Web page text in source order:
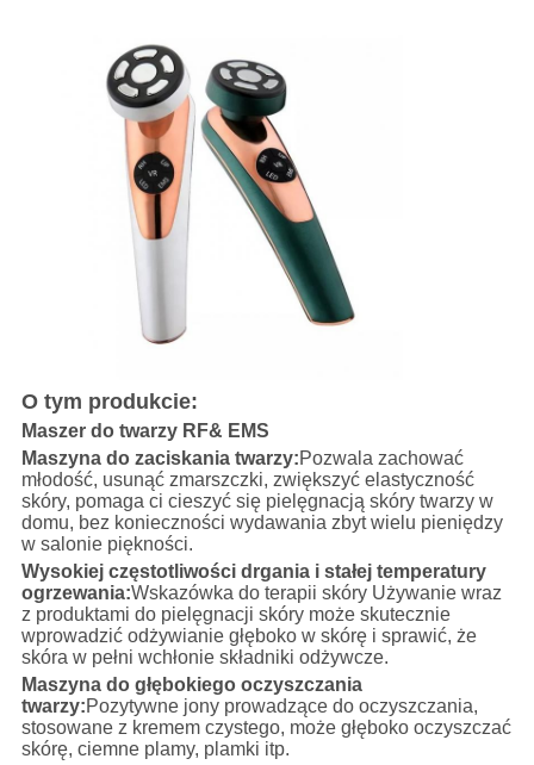
O tym produkcie:
Maszer do twarzy RF& EMS
Maszyna do zaciskania twarzy:Pozwala zachować
młodość, usunąć zmarszczki, zwiększyć elastyczność
skóry, pomaga ci cieszyć się pielęgnacją skóry twarzy w
domu, bez konieczności wydawania zbyt wielu pieniędzy
w salonie piękności.
Wysokiej częstotliwości drgania i stałej temperatury
ogrzewania:Wskazówka do terapii skóry Używanie wraz
z produktami do pielęgnacji skóry może skutecznie
wprowadzić odżywianie głęboko w skórę i sprawić, że
skóra w pełni wchłonie składniki odżywcze.
Maszyna do głębokiego oczyszczania
twarzy:Pozytywne jony prowadzące do oczyszczania,
stosowane z kremem czystego, może głęboko oczyszczać
skórę, ciemne plamy, plamki itp.